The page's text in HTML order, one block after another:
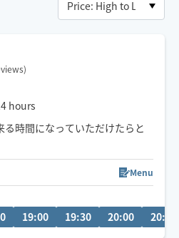
hours
時間になっていただけたらと
ョンを意識しています。しっ
ら癒しの時間にできたらと思い
てもリクエスト頂けたら可能
兼ねなく依頼してみてくださ
Menu
19:00 19:30 20:00 20:30